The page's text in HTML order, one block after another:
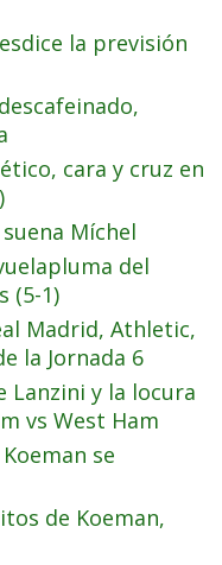
la previsión
cara y cruz en
Míchel
del
(5-1)
Madrid, Athletic,
la Jornada 6
Lanzini y la locura
vs West Ham
se
de Koeman,